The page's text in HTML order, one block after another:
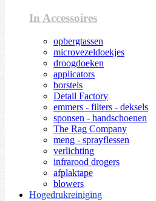
In Accessoires
opbergtassen
microvezeldoekjes
droogdoeken
applicators
borstels
Detail Factory
emmers - filters - deksels
sponsen - handschoenen
The Rag Company
meng - sprayflessen
verlichting
infrarood drogers
afplaktape
blowers
Hogedrukreiniging